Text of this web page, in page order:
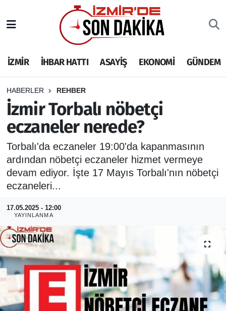
İZMİR İHBAR HATTI ASAYİŞ EKONOMİ GÜNDEM
HABERLER REHBER
İzmir Torbalı nöbetçi
eczaneler nerede?
Torbalı'da eczaneler 19:00'da kapanmasının
ardından nöbetçi eczaneler hizmet vermeye
devam ediyor. İşte 17 Mayıs Torbalı'nın nöbetçi
eczaneleri...
17.05.2025 - 12:00
YAYINLANMA
İHBAR HATTI
DEPREM
GENEL
EKONOMİ
SİYASET
SPOR
ASAYİŞ
RESMİ REKLAM
İzmir Nöbetçi Eczaneler
İzmir Hava Durumu
İzmir Namaz Vakitleri
İzmir Trafik Yoğunluk Haritası
Puan Durumu ve Fikstür
Tüm Manşetler
Son Dakika Haberleri
Haber Arşivi